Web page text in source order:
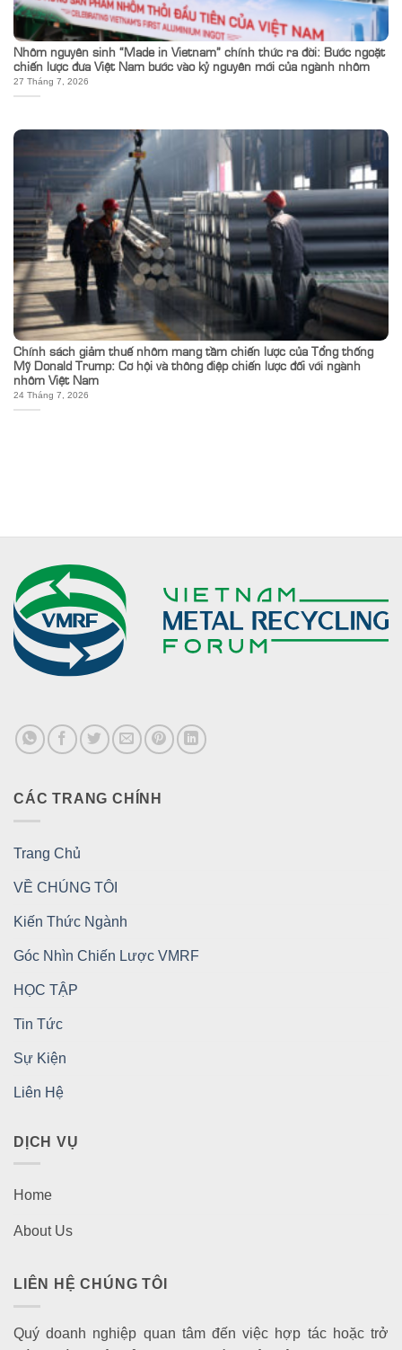
Nhôm nguyên sinh “Made in Vietnam” chính thức ra đời: Bước ngoặt
chiến lược đưa Việt Nam bước vào kỷ nguyên mới của ngành nhôm
27 Tháng 7, 2026
Chính sách giảm thuế nhôm mang tầm chiến lược của Tổng thống
Mỹ Donald Trump: Cơ hội và thông điệp chiến lược đối với ngành
nhôm Việt Nam
24 Tháng 7, 2026
CÁC TRANG CHÍNH
Trang Chủ
VỀ CHÚNG TÔI
Kiến Thức Ngành
Góc Nhìn Chiến Lược VMRF
HỌC TẬP
Tin Tức
Sự Kiện
Liên Hệ
DỊCH VỤ
Home
About Us
LIÊN HỆ CHÚNG TÔI
Quý doanh nghiệp quan tâm đến việc hợp tác hoặc trở